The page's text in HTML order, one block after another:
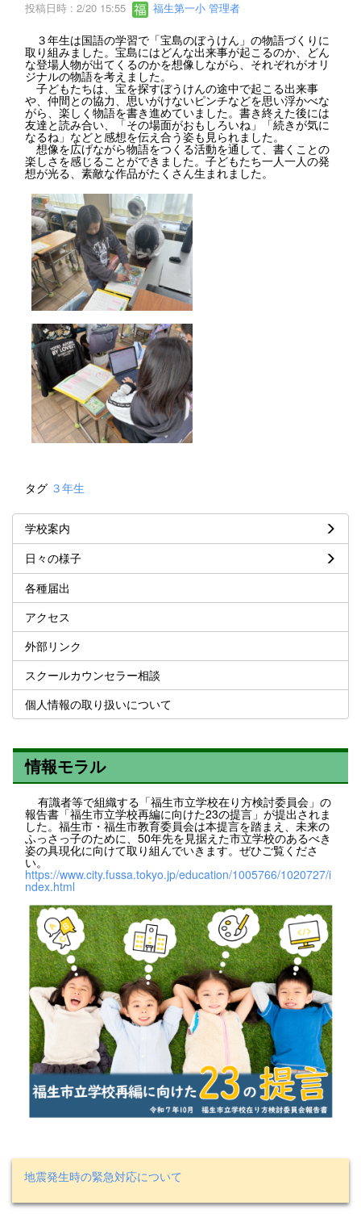
投稿日時 : 2/20 15:55 福生第一小 管理者
３年生は国語の学習で「宝島のぼうけん」の物語づくりに
取り組みました。宝島にはどんな出来事が起こるのか、どん
な登場人物が出てくるのかを想像しながら、それぞれがオリ
ジナルの物語を考えました。
子どもたちは、宝を探すぼうけんの途中で起こる出来事
や、仲間との協力、思いがけないピンチなどを思い浮かべな
がら、楽しく物語を書き進めていました。書き終えた後には
友達と読み合い、「その場面がおもしろいね」「続きが気に
なるね」などと感想を伝え合う姿も見られました。
想像を広げながら物語をつくる活動を通して、書くことの
楽しさを感じることができました。子どもたち一人一人の発
想が光る、素敵な作品がたくさん生まれました。
タグ ３年生
学校案内
日々の様子
各種届出
アクセス
外部リンク
スクールカウンセラー相談
個人情報の取り扱いについて
情報モラル
有識者等で組織する「福生市立学校在り方検討委員会」の
報告書「福生市立学校再編に向けた23の提言」が提出されま
した。福生市・福生市教育委員会は本提言を踏まえ、未来の
ふっさっ子のために、50年先を見据えた市立学校のあるべき
姿の具現化に向けて取り組んでいきます。ぜひご覧くださ
い。
https://www.city.fussa.tokyo.jp/education/1005766/1020727/i
ndex.html
地震発生時の緊急対応について